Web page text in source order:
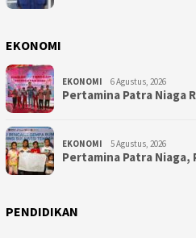
EKONOMI
EKONOMI 6 Agustus, 2026
Pertamina Patra Niaga
EKONOMI 5 Agustus, 2026
Pertamina Patra Niaga,
PENDIDIKAN